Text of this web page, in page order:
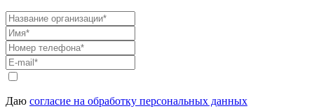
Даю согласие на обработку персональных данных